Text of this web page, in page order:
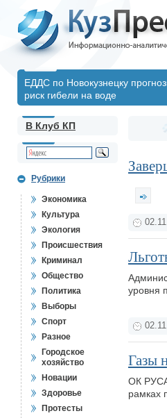
ЕДДС по Новокузнецку
риск гибели на воде
В Клуб КП
Рубрики
Экономика
Культура
Экология
Происшествия
Криминал
Общество
Политика
Выборы
Спорт
Разное
Городское
хозяйство
Новации
Здоровье
Протесты
уровня
Газы
ОК
рамках